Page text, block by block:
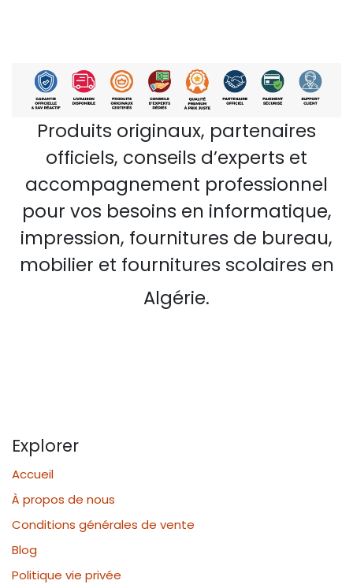
Produits originaux, partenaires
officiels, conseils d’experts et
accompagnement professionnel
pour vos besoins en informatique,
impression, fournitures de bureau,
mobilier et fournitures scolaires en
Algérie.
Explorer
Accueil
À propos de nous
Conditions générales de vente
Blog
Politique vie privée